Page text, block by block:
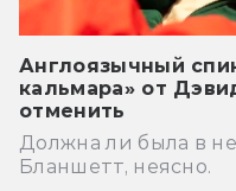
Англоязычный
кальмара» от
отменить
Должна ли была в
Бланшетт, неясно.